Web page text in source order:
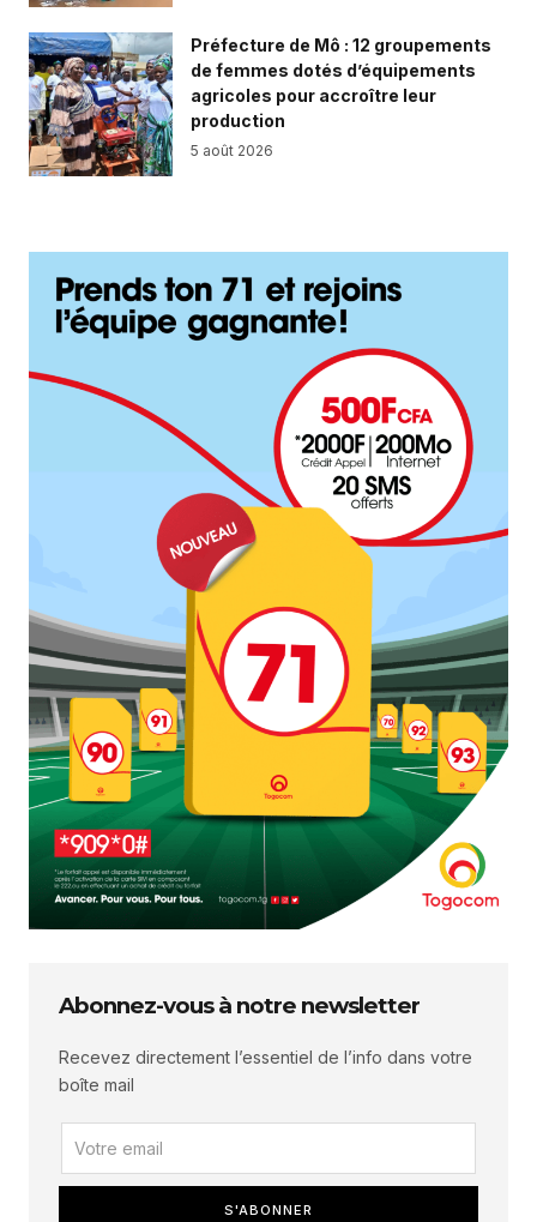
Préfecture de Mô : 12 groupements
de femmes dotés d’équipements
agricoles pour accroître leur
production
5 août 2026
Abonnez-vous à notre newsletter
Recevez directement l’essentiel de l’info dans votre
boîte mail
S'ABONNER